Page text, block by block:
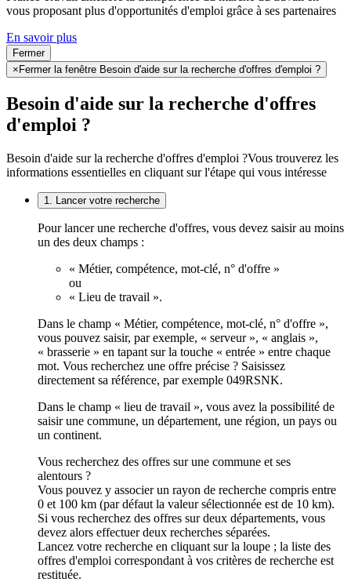
vous proposant plus d'opportunités d'emploi grâce à ses partenaires
En savoir plus
Fermer
× Fermer la fenêtre Besoin d'aide sur la recherche d'offres d'emploi ?
Besoin d'aide sur la recherche d'offres
d'emploi ?
Besoin d'aide sur la recherche d'offres d'emploi ?Vous trouverez les
informations essentielles en cliquant sur l'étape qui vous intéresse
1. Lancer votre recherche
Pour lancer une recherche d'offres, vous devez saisir au moins
un des deux champs :
« Métier, compétence, mot-clé, n° d'offre »
ou
« Lieu de travail ».
Dans le champ « Métier, compétence, mot-clé, n° d'offre »,
vous pouvez saisir, par exemple, « serveur », « anglais »,
« brasserie » en tapant sur la touche « entrée » entre chaque
mot. Vous recherchez une offre précise ? Saisissez
directement sa référence, par exemple 049RSNK.
Dans le champ « lieu de travail », vous avez la possibilité de
saisir une commune, un département, une région, un pays ou
un continent.
Vous recherchez des offres sur une commune et ses
alentours ?
Vous pouvez y associer un rayon de recherche compris entre
0 et 100 km (par défaut la valeur sélectionnée est de 10 km).
Si vous recherchez des offres sur deux départements, vous
devez alors effectuer deux recherches séparées.
Lancez votre recherche en cliquant sur la loupe ; la liste des
offres d'emploi correspondant à vos critères de recherche est
restituée.